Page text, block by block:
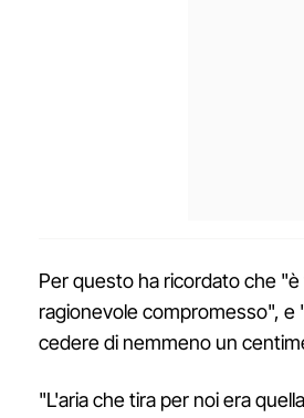
Per questo ha ricordato che
ragionevole compromesso", e
cedere di nemmeno un
"L'aria che tira per noi era